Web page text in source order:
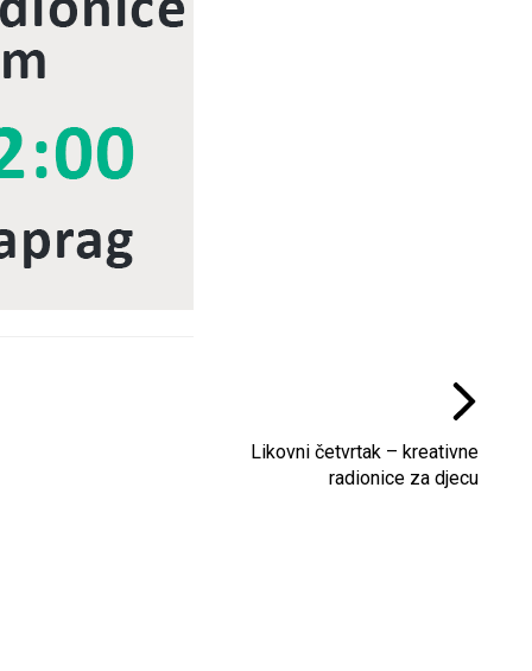
Likovni četvrtak – kreativne
radionice za djecu